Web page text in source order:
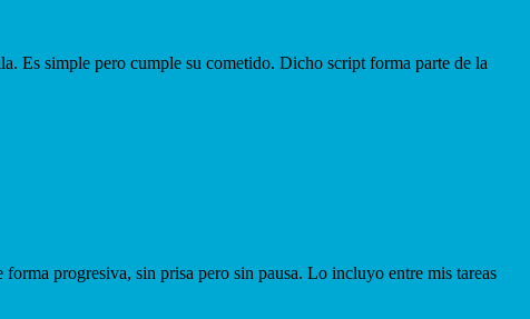
Es simple pero cumple su cometido. Dicho script forma parte de la
progresiva, sin prisa pero sin pausa. Lo incluyo entre mis tareas